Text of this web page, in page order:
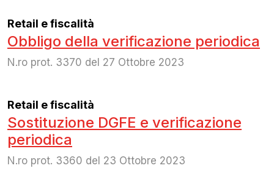
Retail e fiscalità
Obbligo della verificazione periodica
N.ro prot. 3370 del 27 Ottobre 2023
Retail e fiscalità
Sostituzione DGFE e verificazione
periodica
N.ro prot. 3360 del 23 Ottobre 2023